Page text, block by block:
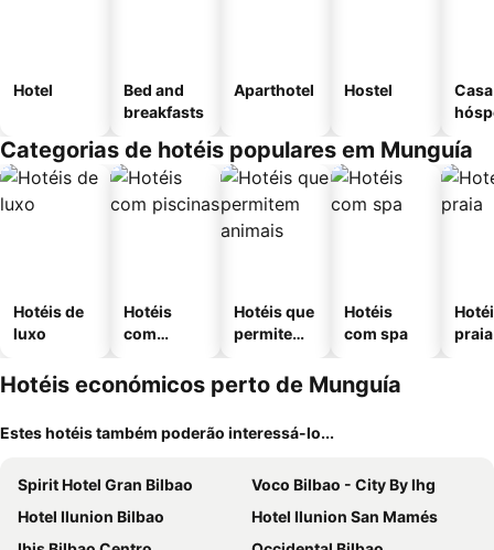
Hotel
Bed and
breakfasts
Aparthotel Hostel
Categorias de hotéis populares em Munguía
Hotéis de
luxo
Hotéis
com
Hotéis que
permitem
Hotéis
com spa
praia
Hotéis económicos perto de Munguía
Estes hotéis também poderão interessá-lo...
Spirit Hotel Gran Bilbao
Voco Bilbao - City By Ihg
Hotel Ilunion Bilbao
Hotel Ilunion San Mamés